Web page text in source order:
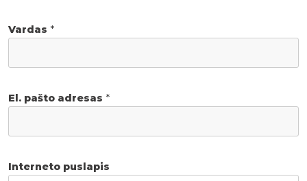
Vardas *
El. pašto adresas *
Interneto puslapis